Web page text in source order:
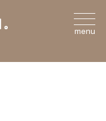
menu